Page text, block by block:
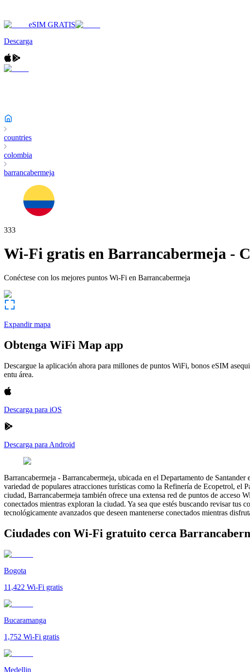
eSIM GRATIS
Descarga
countries
colombia
barrancabermeja
333
Wi-Fi gratis en Barrancabermeja -
Conéctese con los mejores puntos Wi-Fi en Barrancabermeja
Expandir mapa
Obtenga WiFi Map app
Descargue la aplicación ahora para millones de puntos WiFi, bonos eSIM
entu área.
Descarga para iOS
Descarga para Android
Barrancabermeja - Barrancabermeja, ubicada en el Departamento de
variedad de populares atracciones turísticas como la Refinería de Ecopetrol, el
ciudad, Barrancabermeja también ofrece una extensa red de puntos de
conectados mientras exploran la ciudad. Ya sea que estés buscando revisar tus
tecnológicamente avanzados que deseen mantenerse conectados mientras
Ciudades con Wi-Fi gratuito cerca
Bogota
11,422 Wi-Fi gratis
Bucaramanga
1,752 Wi-Fi gratis
Medellin